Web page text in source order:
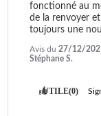
fonctionné au
de la renvoyer
toujours une
Avis du 27/12/
Stéphane S.
UTILE(0)